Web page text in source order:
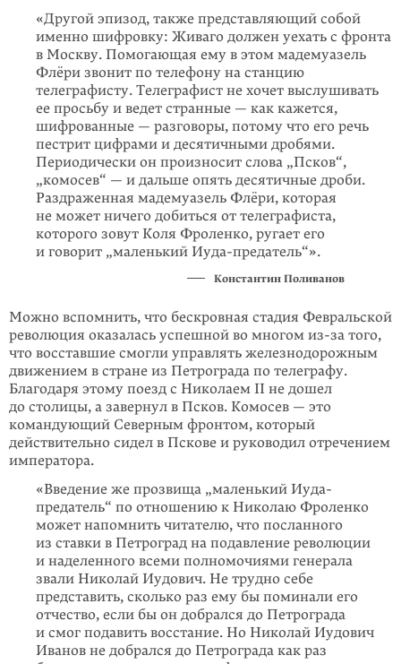
«Другой эпизод, также представляющий собой
именно шифровку: Живаго должен уехать с фронта
в Москву. Помогающая ему в этом мадемуазель
Флёри звонит по телефону на станцию
телеграфисту. Телеграфист не хочет выслушивать
ее просьбу и ведет странные — как кажется,
шифрованные — разговоры, потому что его речь
пестрит цифрами и десятичными дробями.
Периодически он произносит слова „Псков“,
„комосев“ — и дальше опять десятичные дроби.
Раздраженная мадемуазель Флёри, которая
не может ничего добиться от телеграфиста,
которого зовут Коля Фроленко, ругает его
и говорит „маленький Иуда-предатель“».
Константин Поливанов
Можно вспомнить, что бескровная стадия Февральской
революция оказалась успешной во многом из-за того,
что восставшие смогли управлять железно­дорожным
движением в стране из Петрограда по телеграфу.
Благодаря этому поезд с Николаем II не дошел
до столицы, а завернул в Псков. Комосев — это
командующий Северным фронтом, который
действительно сидел в Пскове и руководил отречением
императора.
«Введение же прозвища „маленький Иуда-
предатель“ по отношению к Николаю Фроленко
может напомнить читателю, что посланного
из ставки в Петроград на подавление революции
и наделенного всеми полномочиями генерала
звали Николай Иудович. Не трудно себе
представить, сколько раз ему бы поминали его
отчество, если бы он добрался до Петрограда
и смог подавить восстание. Но Николай Иудович
Иванов не добрался до Петрограда как раз